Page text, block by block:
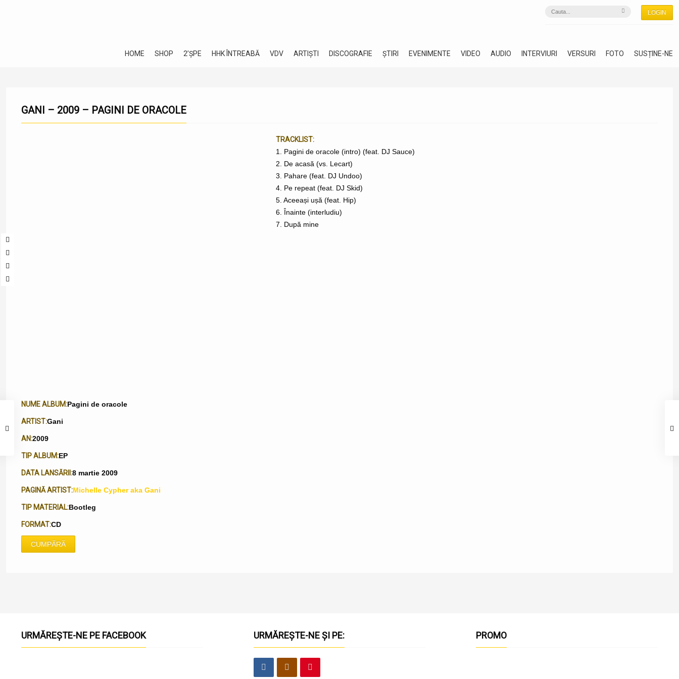
LOGIN
HOME SHOP 2’ȘPE HHK ÎNTREABĂ VDV ARTIȘTI DISCOGRAFIE ȘTIRI EVENIMENTE VIDEO AUDIO INTERVIURI VERSURI FOTO SUSȚINE-NE
GANI – 2009 – PAGINI DE ORACOLE
TRACKLIST:
1. Pagini de oracole (intro) (feat. DJ Sauce)
2. De acasă (vs. Lecart)
3. Pahare (feat. DJ Undoo)
4. Pe repeat (feat. DJ Skid)
5. Aceeași ușă (feat. Hip)
6. Înainte (interludiu)
7. După mine
NUME ALBUM:Pagini de oracole
ARTIST:Gani
AN:2009
TIP ALBUM:EP
DATA LANSĂRII:8 martie 2009
PAGINĂ ARTIST:Michelle Cypher aka Gani
TIP MATERIAL:Bootleg
FORMAT:CD
CUMPĂRĂ
URMĂREȘTE-NE PE FACEBOOK URMĂREȘTE-NE ȘI PE: PROMO